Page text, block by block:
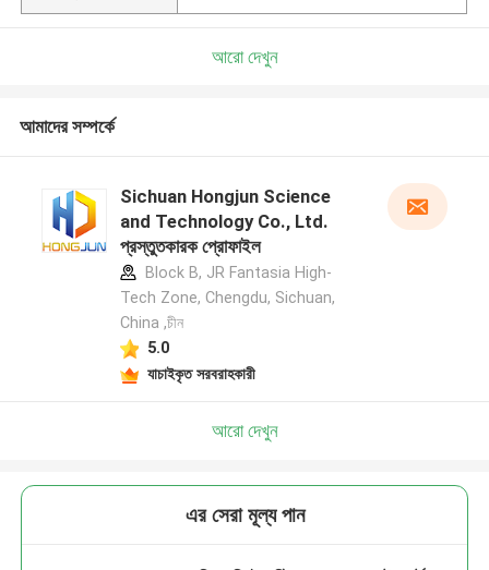
আরো দেখুন
আমাদের সম্পর্কে
Sichuan Hongjun Science
and Technology Co., Ltd.
প্রস্তুতকারক প্রোফাইল
Block B, JR Fantasia High-
Tech Zone, Chengdu, Sichuan,
China ,চীন
5.0
যাচাইকৃত সরবরাহকারী
আরো দেখুন
এর সেরা মূল্য পান